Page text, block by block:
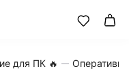
для ПК 🔥